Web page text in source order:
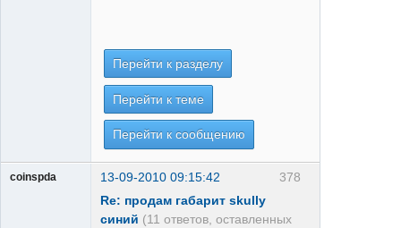
Перейти к разделу
Перейти к теме
Перейти к сообщению
378
coinspda
13-09-2010 09:15:42
Re: продам габарит skully
синий (11 ответов, оставленных